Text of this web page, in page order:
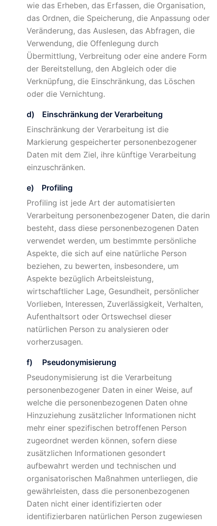
wie das Erheben, das Erfassen, die Organisation,
das Ordnen, die Speicherung, die Anpassung oder
Veränderung, das Auslesen, das Abfragen, die
Verwendung, die Offenlegung durch
Übermittlung, Verbreitung oder eine andere Form
der Bereitstellung, den Abgleich oder die
Verknüpfung, die Einschränkung, das Löschen
oder die Vernichtung.
d) Einschränkung der Verarbeitung
Einschränkung der Verarbeitung ist die
Markierung gespeicherter personenbezogener
Daten mit dem Ziel, ihre künftige Verarbeitung
einzuschränken.
e) Profiling
Profiling ist jede Art der automatisierten
Verarbeitung personenbezogener Daten, die darin
besteht, dass diese personenbezogenen Daten
verwendet werden, um bestimmte persönliche
Aspekte, die sich auf eine natürliche Person
beziehen, zu bewerten, insbesondere, um
Aspekte bezüglich Arbeitsleistung,
wirtschaftlicher Lage, Gesundheit, persönlicher
Vorlieben, Interessen, Zuverlässigkeit, Verhalten,
Aufenthaltsort oder Ortswechsel dieser
natürlichen Person zu analysieren oder
vorherzusagen.
f) Pseudonymisierung
Pseudonymisierung ist die Verarbeitung
personenbezogener Daten in einer Weise, auf
welche die personenbezogenen Daten ohne
Hinzuziehung zusätzlicher Informationen nicht
mehr einer spezifischen betroffenen Person
zugeordnet werden können, sofern diese
zusätzlichen Informationen gesondert
aufbewahrt werden und technischen und
organisatorischen Maßnahmen unterliegen, die
gewährleisten, dass die personenbezogenen
Daten nicht einer identifizierten oder
identifizierbaren natürlichen Person zugewiesen